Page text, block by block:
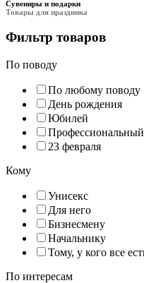
Сувениры и подарки
Товары для праздника
Фильтр товаров
По поводу
По любому поводу
День рождения
Юбилей
23 февраля
Кому
Унисекс
Для него
Бизнесмену
Начальнику
Тому, у кого все
По интересам